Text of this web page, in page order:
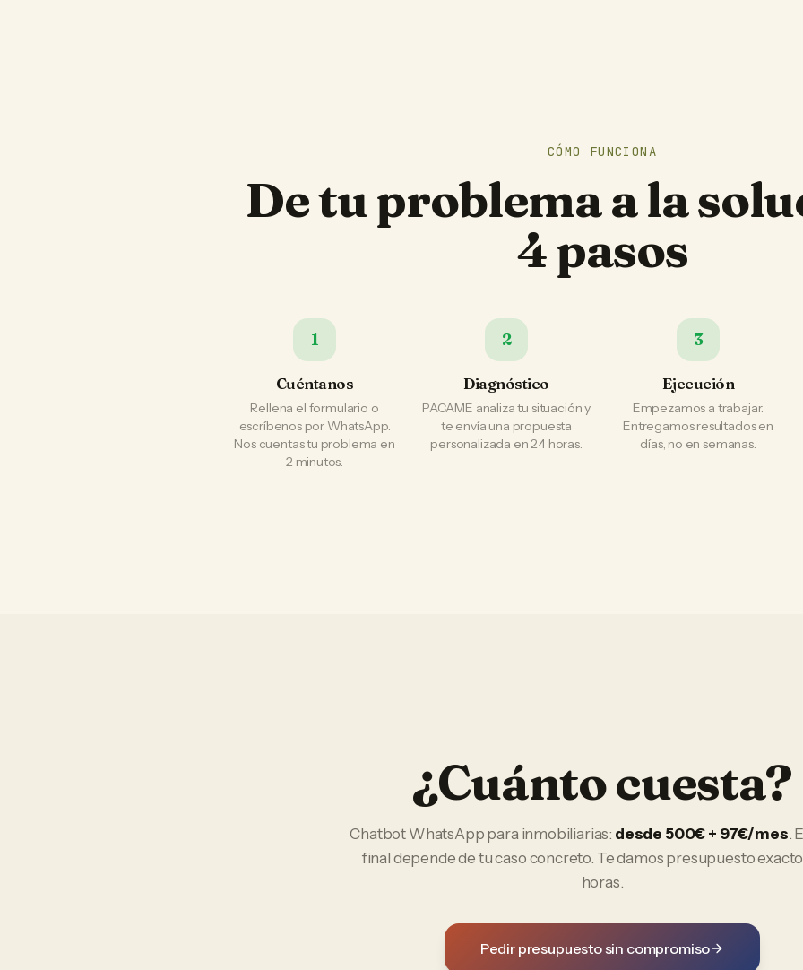
CÓMO FUNCIONA
De tu problema a la
4 pasos
1
Cuéntanos
Rellena el formulario o
escríbenos por WhatsApp.
Nos cuentas tu problema en
2 minutos.
2
Diagnóstico
PACAME analiza tu situación y
te envía una propuesta
personalizada en 24 horas.
3
Ejecución
Empezamos a trabajar.
Entregamos resultados en
días, no en semanas.
¿Cuánto cuesta?
Chatbot WhatsApp para inmobiliarias: desde 500€ + 97€/mes.
final depende de tu caso concreto. Te damos presupuesto
horas.
Pedir presupuesto sin compromiso